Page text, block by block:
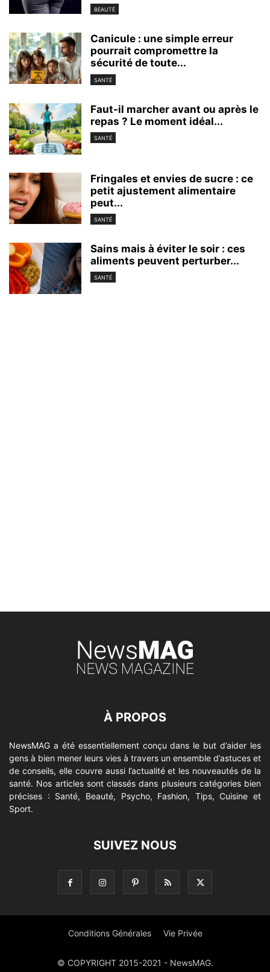
BEAUTÉ
Canicule : une simple erreur
pourrait compromettre la
sécurité de toute...
SANTÉ
Faut-il marcher avant ou après le
repas ? Le moment idéal...
SANTÉ
Fringales et envies de sucre : ce
petit ajustement alimentaire
peut...
SANTÉ
Sains mais à éviter le soir : ces
aliments peuvent perturber...
SANTÉ
À PROPOS
NewsMAG a été essentiellement conçu dans le but d’aider les
gens à bien mener leurs vies à travers un ensemble d’astuces et
de conseils, elle couvre aussi l’actualité et les nouveautés de la
santé. Nos articles sont classés dans plusieurs catégories bien
précises : Santé, Beauté, Psycho, Fashion, Tips, Cuisine et
Sport.
SUIVEZ NOUS
Conditions Générales Vie Privée
© COPYRIGHT 2015-2021 - NewsMAG.